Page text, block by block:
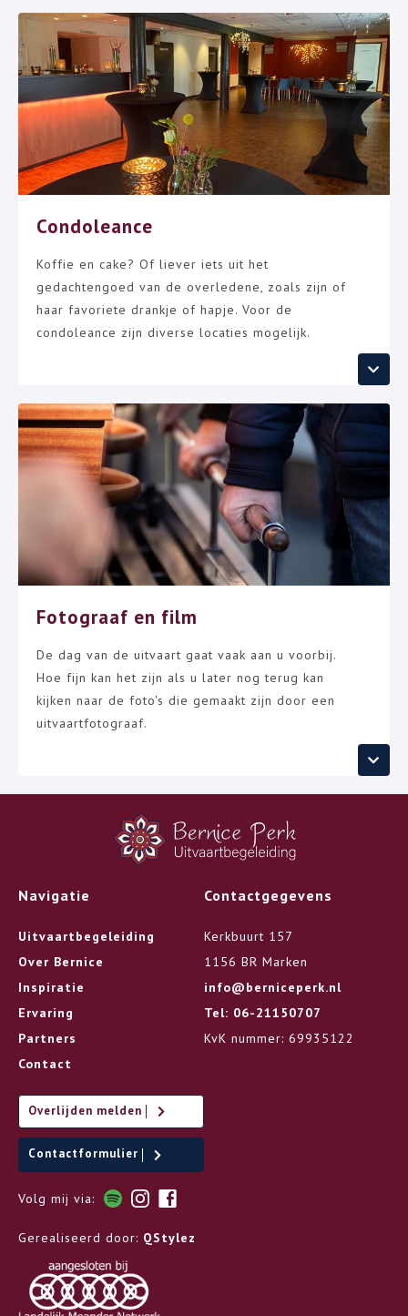
Condoleance
Koffie en cake? Of liever iets uit het
gedachtengoed van de overledene, zoals zijn of
haar favoriete drankje of hapje. Voor de
condoleance zijn diverse locaties mogelijk.
Fotograaf en film
De dag van de uitvaart gaat vaak aan u voorbij.
Hoe fijn kan het zijn als u later nog terug kan
kijken naar de foto's die gemaakt zijn door een
uitvaartfotograaf.
Navigatie
Uitvaartbegeleiding
Over Bernice
Inspiratie
Ervaring
Partners
Contact
Contactgegevens
Kerkbuurt 157
1156 BR Marken
info@berniceperk.nl
Tel: 06-21150707
KvK nummer: 69935122
Overlijden melden
Contactformulier
Volg mij via:
Gerealiseerd door: QStylez